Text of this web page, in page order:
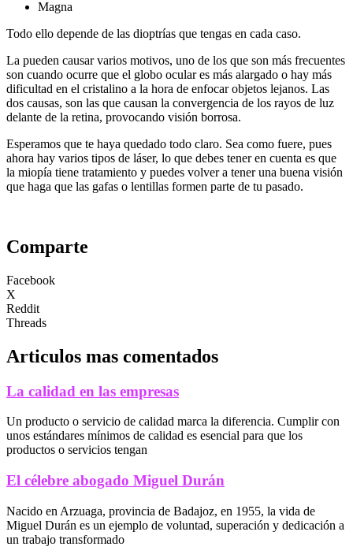
Magna
Todo ello depende de las dioptrías que tengas en cada caso.
La pueden causar varios motivos, uno de los que son más frecuentes
son cuando ocurre que el globo ocular es más alargado o hay más
dificultad en el cristalino a la hora de enfocar objetos lejanos. Las
dos causas, son las que causan la convergencia de los rayos de luz
delante de la retina, provocando visión borrosa.
Esperamos que te haya quedado todo claro. Sea como fuere, pues
ahora hay varios tipos de láser, lo que debes tener en cuenta es que
la miopía tiene tratamiento y puedes volver a tener una buena visión
que haga que las gafas o lentillas formen parte de tu pasado.
Comparte
Facebook
X
Reddit
Threads
Articulos mas comentados
La calidad en las empresas
Un producto o servicio de calidad marca la diferencia. Cumplir con
unos estándares mínimos de calidad es esencial para que los
productos o servicios tengan
El célebre abogado Miguel Durán
Nacido en Arzuaga, provincia de Badajoz, en 1955, la vida de
Miguel Durán es un ejemplo de voluntad, superación y dedicación a
un trabajo transformado